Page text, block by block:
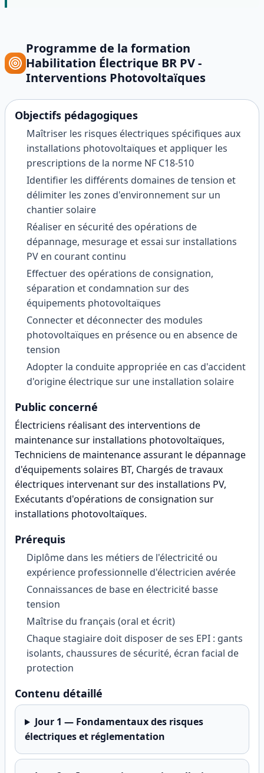
Programme de la formation
Habilitation Électrique BR PV -
Interventions Photovoltaïques
Objectifs pédagogiques
Maîtriser les risques électriques spécifiques aux
installations photovoltaïques et appliquer les
prescriptions de la norme NF C18-510
Identifier les différents domaines de tension et
délimiter les zones d'environnement sur un
chantier solaire
Réaliser en sécurité des opérations de
dépannage, mesurage et essai sur installations
PV en courant continu
Effectuer des opérations de consignation,
séparation et condamnation sur des
équipements photovoltaïques
Connecter et déconnecter des modules
photovoltaïques en présence ou en absence de
tension
Adopter la conduite appropriée en cas d'accident
d'origine électrique sur une installation solaire
Public concerné
Électriciens réalisant des interventions de
maintenance sur installations photovoltaïques,
Techniciens de maintenance assurant le dépannage
d'équipements solaires BT, Chargés de travaux
électriques intervenant sur des installations PV,
Exécutants d'opérations de consignation sur
installations photovoltaïques.
Prérequis
Diplôme dans les métiers de l'électricité ou
expérience professionnelle d'électricien avérée
Connaissances de base en électricité basse
tension
Maîtrise du français (oral et écrit)
Chaque stagiaire doit disposer de ses EPI : gants
isolants, chaussures de sécurité, écran facial de
protection
Contenu détaillé
Jour 1 — Fondamentaux des risques
électriques et réglementation